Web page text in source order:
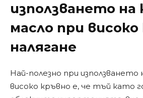
използването на
масло при
налягане
Най-полезно при използването
високо кръвно е, че тъй като